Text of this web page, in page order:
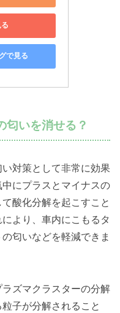
で見る
匂いを消せる？
対策として非常に効果
にプラスとマイナスの
酸化分解を起こすこと
より、車内にこもるタ
匂いなどを軽減できま
ズマクラスターの分解
子が分解されること